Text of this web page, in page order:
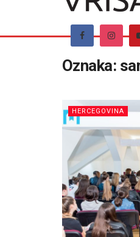
Oznaka:
HERCEGOVINA